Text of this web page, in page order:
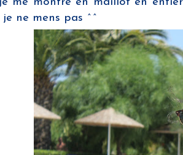
me montre en maillot en
ne mens pas ^^